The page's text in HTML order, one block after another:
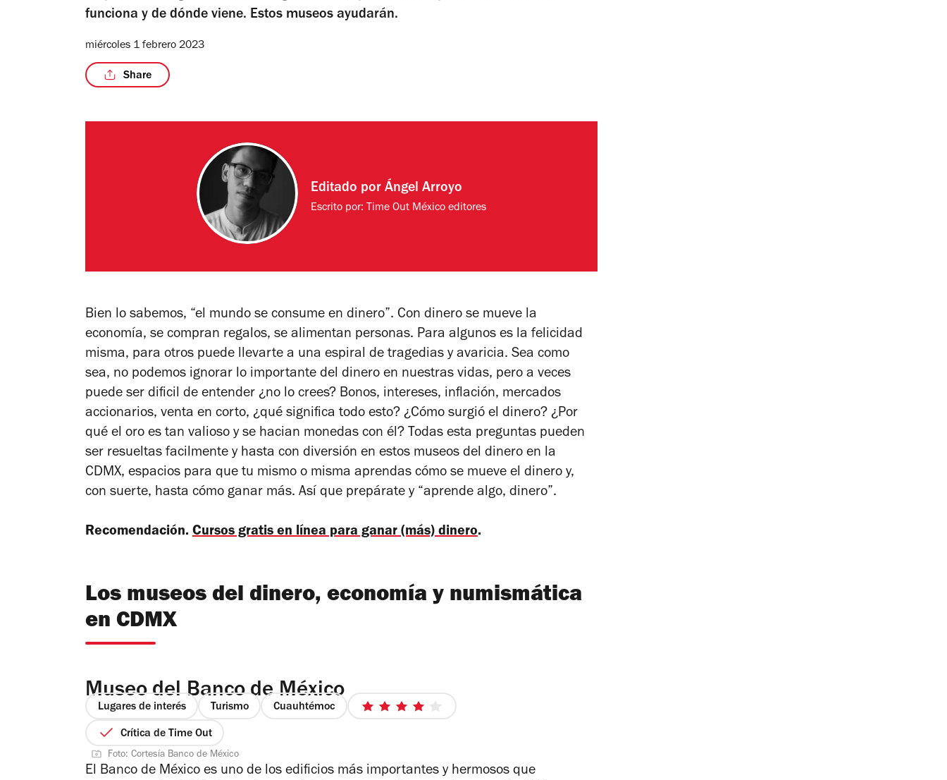
funciona y de dónde viene. Estos museos ayudarán.
miércoles 1 febrero 2023
Share
Editado por Ángel Arroyo
Escrito por: Time Out México editores
Bien lo sabemos, “el mundo se consume en dinero”. Con dinero se mueve la
economía, se compran regalos, se alimentan personas. Para algunos es la felicidad
misma, para otros puede llevarte a una espiral de tragedias y avaricia. Sea como
sea, no podemos ignorar lo importante del dinero en nuestras vidas, pero a veces
puede ser dificil de entender ¿no lo crees? Bonos, intereses, inflación, mercados
accionarios, venta en corto, ¿qué significa todo esto? ¿Cómo surgió el dinero? ¿Por
qué el oro es tan valioso y se hacian monedas con él? Todas esta preguntas pueden
ser resueltas facilmente y hasta con diversión en estos museos del dinero en la
CDMX, espacios para que tu mismo o misma aprendas cómo se mueve el dinero y,
con suerte, hasta cómo ganar más. Así que prepárate y “aprende algo, dinero”.
Recomendación. Cursos gratis en línea para ganar (más) dinero.
Los museos del dinero, economía y numismática
en CDMX
Museo del Banco de México
Lugares de interés Turismo Cuauhtémoc
4
estrellas
Crítica de Time Out
Foto: Cortesía Banco de México
El Banco de México es uno de los edificios más importantes y hermosos que